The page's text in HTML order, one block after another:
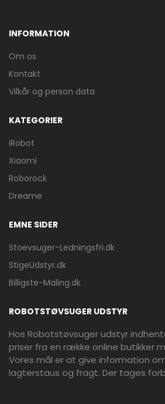
INFORMATION
Om os
Kontakt
Vilkår og person data
KATEGORIER
iRobot
Xiaomi
Roborock
Dreame
EMNE SIDER
Stoevsuger-Ledningsfri.dk
StigeUdstyr.dk
Billigste-Maling.dk
ROBOTSTØVSUGER UDSTYR
Hos Robotstøvsuger udstyr
priser fra en række online butikker
Vores mål er at give information
lagterstaus og fragt. Der tages